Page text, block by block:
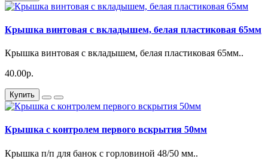
Крышка винтовая с вкладышем, белая пластиковая 65мм
Крышка винтовая с вкладышем, белая пластиковая 65мм..
40.00р.
Купить
Крышка с контролем первого вскрытия 50мм
Крышка п/п для банок с горловиной 48/50 мм..